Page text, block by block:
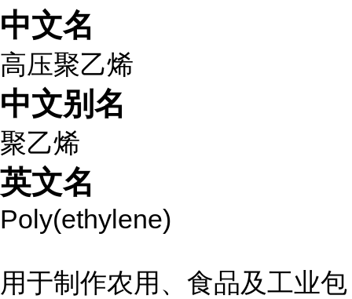
中文名
高压聚乙烯
中文别名
聚乙烯
英文名
Poly(ethylene)
用于制作农用、食品及工业包